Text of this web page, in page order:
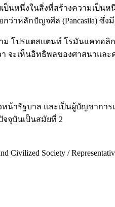
ป็นหนึ่งในสิ่งที่สร้างความเ
ว่าหลักปัญจศีล (Pancasila)
ม โปรแตสแตนท์ โรมันแคท
จะเห็นอิทธิพลของศาสนาแล
ารัฐบาล และเป็นผู้บัญชากา
จจุบันเป็นสมัยที่ 2
Society /